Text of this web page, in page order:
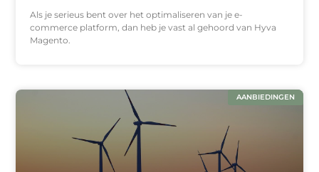
Als je serieus bent over het optimaliseren van je e-
commerce platform, dan heb je vast al gehoord van Hyva
Magento.
AANBIEDINGEN